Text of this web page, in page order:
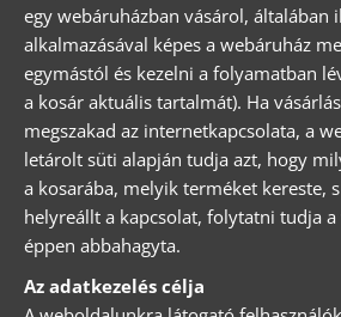
egy webáruházban vásárol, általában
alkalmazásával képes a webáruház
egymástól és kezelni a folyamatban
a kosár aktuális tartalmát). Ha
megszakad az internetkapcsolata, a
letárolt süti alapján tudja azt, hogy
a kosarába, melyik terméket kereste,
helyreállt a kapcsolat, folytatni tudja
éppen abbahagyta.
Az adatkezelés célja